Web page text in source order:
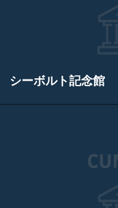
シーボルト記念館